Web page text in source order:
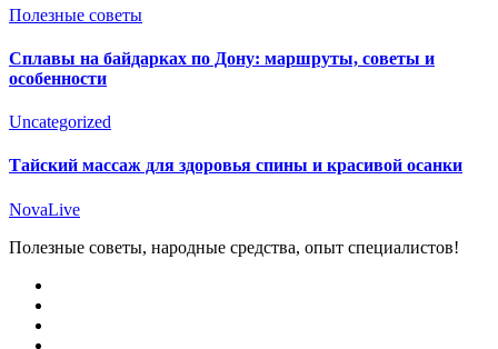
Полезные советы
Сплавы на байдарках по Дону: маршруты, советы и
особенности
Uncategorized
Тайский массаж для здоровья спины и красивой осанки
NovaLive
Полезные советы, народные средства, опыт специалистов!